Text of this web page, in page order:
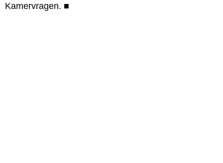
Kamervragen. ■